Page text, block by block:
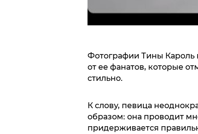
Фотографии Тины
от ее фанатов, которые
стильно.
К слову, певица
образом: она проводит
придерживается